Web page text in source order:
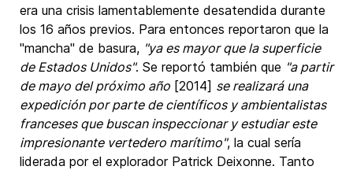
era una crisis lamentablemente desatendida durante
los 16 años previos. Para entonces reportaron que la
"mancha" de basura, "ya es mayor que la superficie
de Estados Unidos". Se reportó también que "a partir
de mayo del próximo año [2014] se realizará una
expedición por parte de científicos y ambientalistas
franceses que buscan inspeccionar y estudiar este
impresionante vertedero marítimo", la cual sería
liderada por el explorador Patrick Deixonne. Tanto